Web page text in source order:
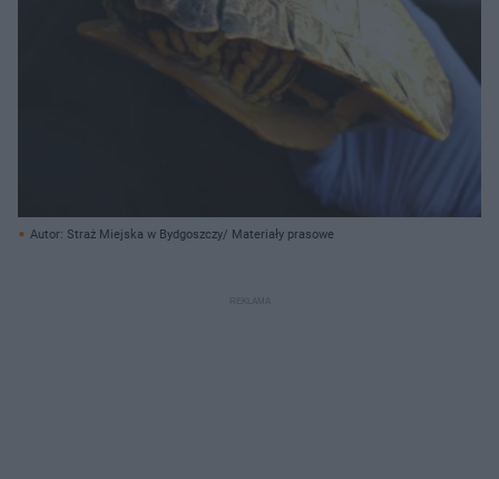
Autor: Straż Miejska w Bydgoszczy/ Materiały prasowe